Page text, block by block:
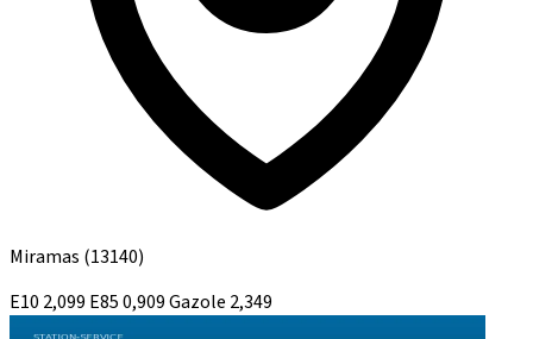
Miramas (13140)
E10 2,099 E850,909Gazole 2,349